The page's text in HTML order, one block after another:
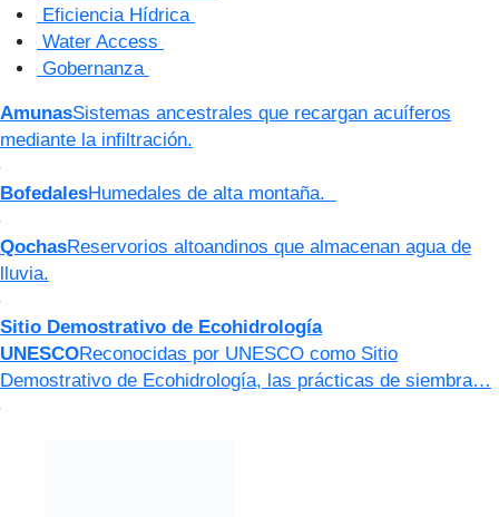
Eficiencia Hídrica
Water Access
Gobernanza
AmunasSistemas ancestrales que recargan acuíferos
mediante la infiltración.
BofedalesHumedales de alta montaña.
QochasReservorios altoandinos que almacenan agua de
lluvia.
Sitio Demostrativo de Ecohidrología
UNESCOReconocidas por UNESCO como Sitio
Demostrativo de Ecohidrología, las prácticas de siembra…